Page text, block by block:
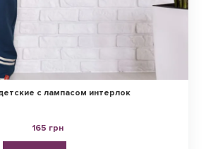
с лампасом интерлок
165 грн